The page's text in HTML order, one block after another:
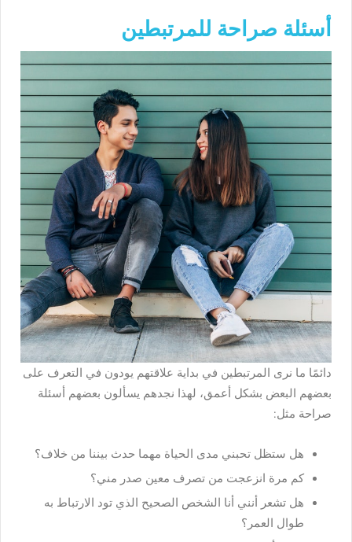
أسئلة صراحة للمرتبطين
دائمًا ما نرى المرتبطين في بداية علاقتهم يودون في التعرف على
بعضهم البعض بشكل أعمق، لهذا نجدهم يسألون بعضهم أسئلة
صراحة مثل:
هل ستظل تحبني مدى الحياة مهما حدث بيننا من خلاف؟
كم مرة انزعجت من تصرف معين صدر مني؟
هل تشعر أنني أنا الشخص الصحيح الذي تود الارتباط به
طوال العمر؟